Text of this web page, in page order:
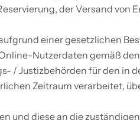
der Versand von
einer gesetzlichen
Nutzerdaten gemäß
/ Justizbehörden für den in
Zeitraum verarbeitet,
und diese an die